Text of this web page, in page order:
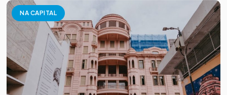
NA CAPITAL